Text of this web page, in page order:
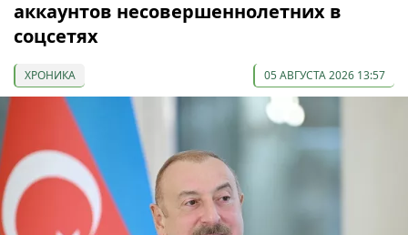
аккаунтов несовершеннолетних в
соцсетях
ХРОНИКА 05 АВГУСТА 2026 13:57